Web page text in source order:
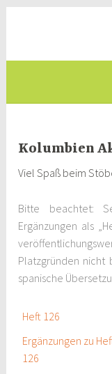
Kolumbien
Viel Spaß beim
Bitte beachtet:
Ergänzungen als
Platzgründen nicht
spanische
Heft 126
Ergänzungen zu
126